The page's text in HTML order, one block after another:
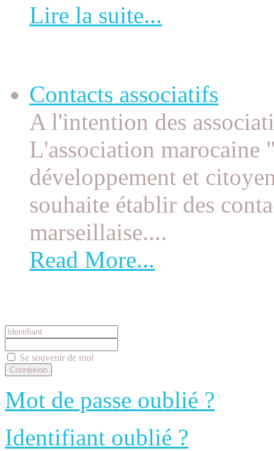
Lire la suite...
Contacts associatifs
A l'intention des
L'association marocaine
développement et
souhaite établir des
marseillaise....
Read More...
Se souvenir de moi
Mot de passe oublié ?
Identifiant oublié ?